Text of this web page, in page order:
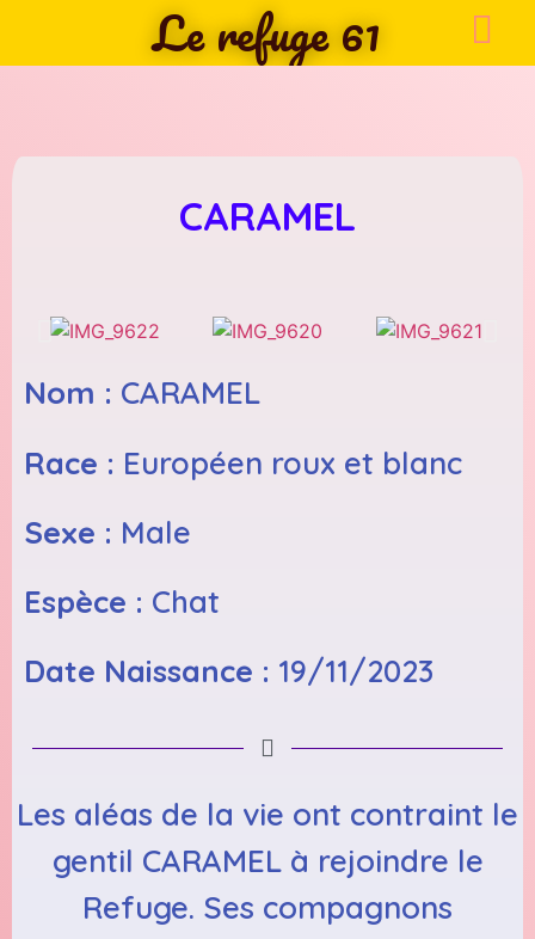
Le refuge 61
CARAMEL
Nom : CARAMEL
Race : Européen roux et blanc
Sexe : Male
Espèce : Chat
Date Naissance : 19/11/2023
Les aléas de la vie ont contraint le
gentil CARAMEL à rejoindre le
Refuge. Ses compagnons